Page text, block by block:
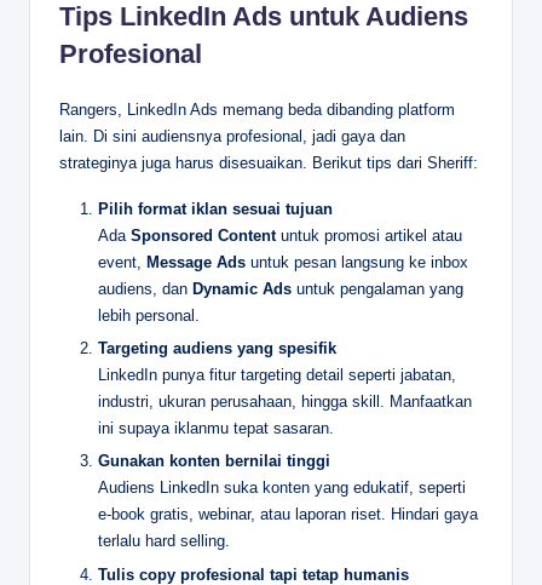
Tips LinkedIn Ads untuk Audiens
Profesional
Rangers, LinkedIn Ads memang beda dibanding platform
lain. Di sini audiensnya profesional, jadi gaya dan
strateginya juga harus disesuaikan. Berikut tips dari Sheriff:
Pilih format iklan sesuai tujuan
Ada Sponsored Contentuntuk promosi artikel atau
event, Message Ads untuk pesan langsung ke inbox
audiens, dan Dynamic Ads untuk pengalaman yang
lebih personal.
Targeting audiens yang spesifik
LinkedIn punya fitur targeting detail seperti jabatan,
industri, ukuran perusahaan, hingga skill. Manfaatkan
ini supaya iklanmu tepat sasaran.
Gunakan konten bernilai tinggi
Audiens LinkedIn suka konten yang edukatif, seperti
e-book gratis, webinar, atau laporan riset. Hindari gaya
terlalu hard selling.
Tulis copy profesional tapi tetap humanis